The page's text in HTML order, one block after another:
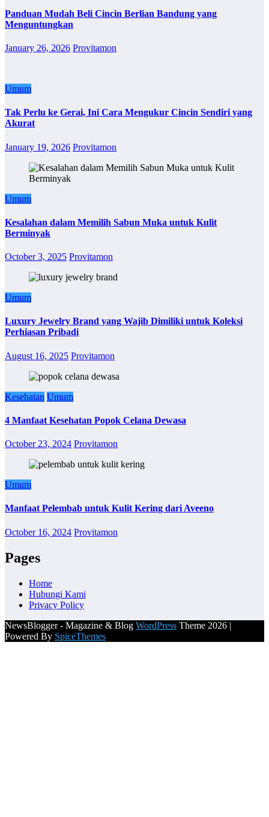
Panduan Mudah Beli Cincin Berlian Bandung yang
Menguntungkan
January 26, 2026 Provitamon
Umum
Tak Perlu ke Gerai, Ini Cara Mengukur Cincin Sendiri yang
Akurat
January 19, 2026 Provitamon
Umum
Kesalahan dalam Memilih Sabun Muka untuk Kulit
Berminyak
October 3, 2025 Provitamon
Umum
Luxury Jewelry Brand yang Wajib Dimiliki untuk Koleksi
Perhiasan Pribadi
August 16, 2025 Provitamon
Kesehatan Umum
4 Manfaat Kesehatan Popok Celana Dewasa
October 23, 2024 Provitamon
Umum
Manfaat Pelembab untuk Kulit Kering dari Aveeno
October 16, 2024 Provitamon
Pages
Home
Hubungi Kami
Privacy Policy
NewsBlogger - Magazine & Blog WordPress Theme 2026 |
Powered By SpiceThemes